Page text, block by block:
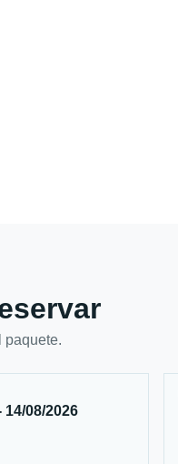
paquete.
14/08/2026